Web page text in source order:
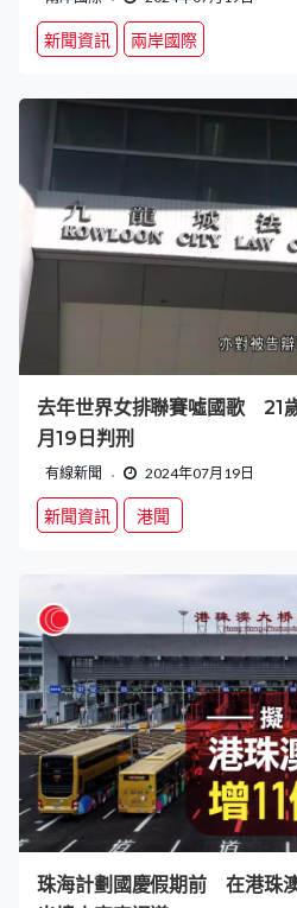
新聞資訊 兩岸國際
去年世界女排聯賽噓國歌 21
月19日判刑
有線新聞 2024年07月19日
新聞資訊 港聞
珠海計劃國慶假期前 在港珠